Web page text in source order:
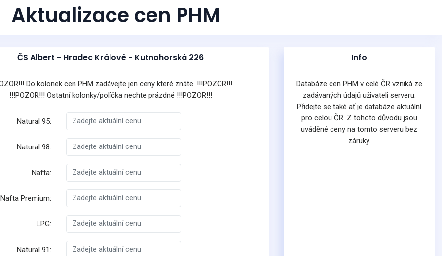
Aktualizace cen PHM
ČS Albert - Hradec Králové - Kutnohorská 226
Do kolonek cen PHM zadávejte jen ceny které znáte. !!!POZOR!!!
!!!POZOR!!! Ostatní kolonky/políčka nechte prázdné !!!POZOR!!!
Natural 95:
Natural 98:
Nafta:
Nafta Premium:
LPG:
Natural 91:
Info
Databáze cen PHM v celé ČR vzniká ze
zadávaných údajů uživateli serveru.
Přidejte se také ať je databáze aktuální
pro celou ČR. Z tohoto důvodu jsou
uváděné ceny na tomto serveru bez
záruky.